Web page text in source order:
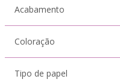
Acabamento
Coloração
Tipo de papel